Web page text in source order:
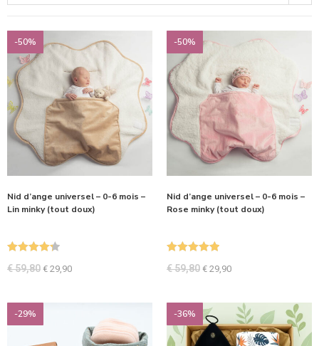
-50%
Nid d’ange universel – 0-6 mois –
Lin minky (tout doux)
€59,80 € 29,90
-50%
Nid d’ange universel – 0-6 mois –
Rose minky (tout doux)
€59,80 € 29,90
-29% -36%